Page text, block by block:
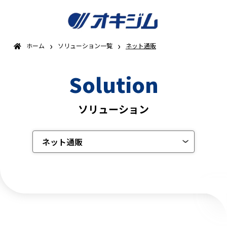
ホーム › ソリューション一覧 › ネット通販
Solution
ソリューション